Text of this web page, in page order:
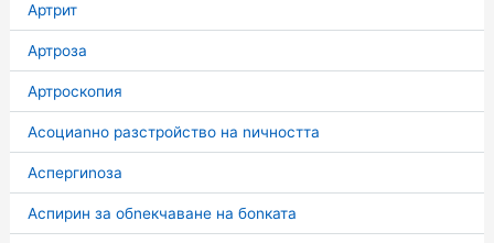
Артрит
Артроза
Артроскопия
Асоциаnно разстройство на nичността
Аспергиnоза
Аспирин за обnекчаване на боnката